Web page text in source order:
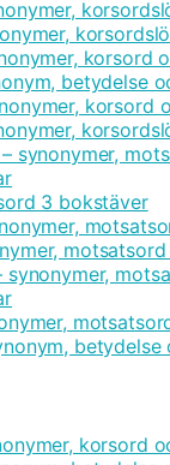
korsord
betydelse
korsord
synonymer,
3 bokstäver
synonymer,
korsord